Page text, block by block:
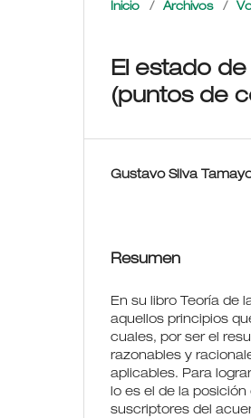
Inicio / Archivos /
El estado
(puntos de
Gustavo Silva
Resumen
En su libro Teoría de
aquellos principios
cuales, por ser el
razonables y
aplicables. Para
lo es el de la
suscriptores del